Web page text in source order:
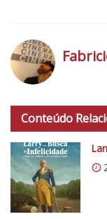
t
p
s
:
/
/
Conteúdo